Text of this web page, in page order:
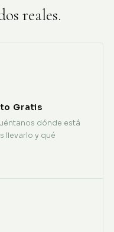
reales.
Gratis
dónde está
llevarlo y qué